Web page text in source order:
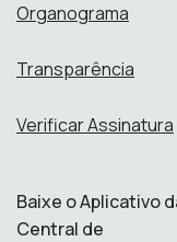
Organograma
Transparência
Verificar Assinatura
Baixe o Aplicativo
Central de